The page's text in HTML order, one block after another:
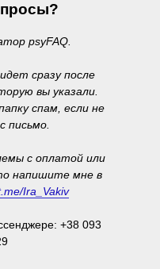
psyFAQ.
сразу после
вы указали.
спам, если не
письмо.
с оплатой или
напишите мне в
Ira_Vakiv
+38 093